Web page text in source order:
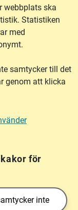
för att
webbplats ska
Statistiken
med
samtycker till det
genom att klicka
för
inte
Till våra uppgifter hör
samt hantera deras